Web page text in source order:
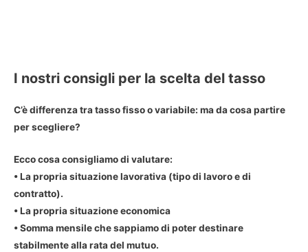
I nostri consigli per la scelta del tasso
C’èdifferenza tra tasso fisso o variabile: ma da cosa partire
per scegliere?
Ecco cosa consigliamo di valutare:
• La propria situazione lavorativa (tipo di lavoro e di
contratto).
• La propria situazione economica
• Somma mensile che sappiamo di poter destinare
stabilmente alla rata del mutuo.